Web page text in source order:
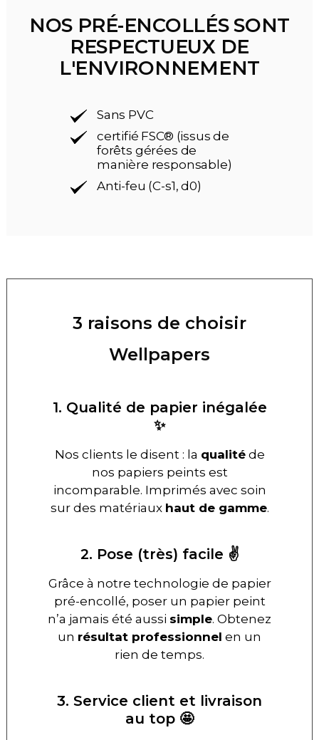
NOS PRÉ-ENCOLLÉS SONT
RESPECTUEUX DE
L'ENVIRONNEMENT
Sans PVC
certifié FSC® (issus de
forêts gérées de
manière responsable)
Anti-feu (C-s1, d0)
3 raisons de choisir
Wellpapers
1. Qualité de papier inégalée
✨
Nos clients le disent : la qualitéde
nos papiers peints est
incomparable. Imprimés avec soin
sur des matériaux haut de gamme.
2. Pose (très) facile ✌️
Grâce à notre technologie de papier
pré-encollé, poser un papier peint
n’a jamais été aussi simple. Obtenez
un résultat professionnel en un
rien de temps.
3. Service client et livraison
au top 🤩